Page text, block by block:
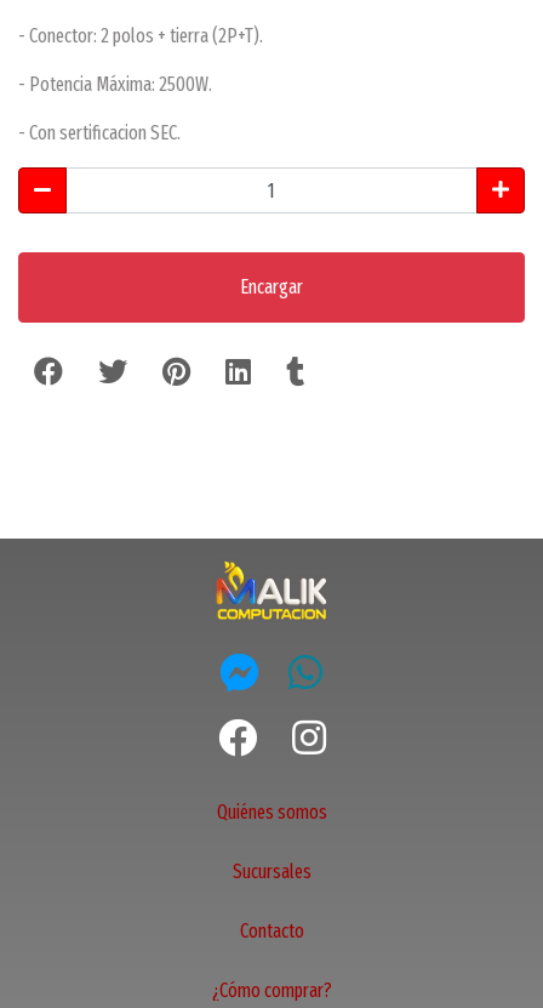
- Conector: 2 polos + tierra (2P+T).
- Potencia Máxima: 2500W.
- Con sertificacion SEC.
Encargar
Quiénes somos
Sucursales
Contacto
¿Cómo comprar?